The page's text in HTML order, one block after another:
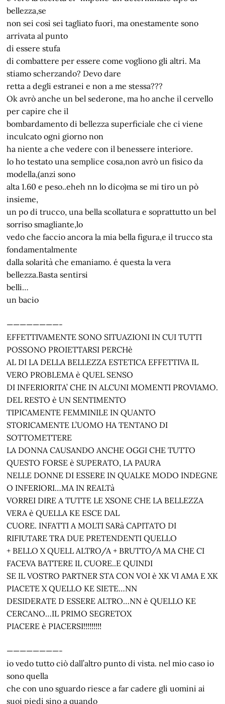
bellezza,se
non sei così sei tagliato fuori, ma onestamente sono
arrivata al punto
di essere stufa
di combattere per essere come vogliono gli altri. Ma
stiamo scherzando? Devo dare
retta a degli estranei e non a me stessa???
Ok avrò anche un bel sederone, ma ho anche il cervello
per capire che il
bombardamento di bellezza superficiale che ci viene
inculcato ogni giorno non
ha niente a che vedere con il benessere interiore.
Io ho testato una semplice cosa,non avrò un fisico da
modella,(anzi sono
alta 1.60 e peso..eheh nn lo dico)ma se mi tiro un pò
insieme,
un po di trucco, una bella scollatura e soprattutto un bel
sorriso smagliante,lo
vedo che faccio ancora la mia bella figura,e il trucco sta
fondamentalmente
dalla solarità che emaniamo. é questa la vera
bellezza.Basta sentirsi
belli…
un bacio
————————-
EFFETTIVAMENTE SONO SITUAZIONI IN CUI TUTTI
POSSONO PROIETTARSI PERCHè
AL DI LA DELLA BELLEZZA ESTETICA EFFETTIVA IL
VERO PROBLEMA è QUEL SENSO
DI INFERIORITA’ CHE IN ALCUNI MOMENTI PROVIAMO.
DEL RESTO è UN SENTIMENTO
TIPICAMENTE FEMMINILE IN QUANTO
STORICAMENTE L’UOMO HA TENTANO DI
SOTTOMETTERE
LA DONNA CAUSANDO ANCHE OGGI CHE TUTTO
QUESTO FORSE è SUPERATO, LA PAURA
NELLE DONNE DI ESSERE IN QUALKE MODO INDEGNE
O INFERIORI…MA IN REALTà
VORREI DIRE A TUTTE LE XSONE CHE LA BELLEZZA
VERA è QUELLA KE ESCE DAL
CUORE. INFATTI A MOLTI SARà CAPITATO DI
RIFIUTARE TRA DUE PRETENDENTI QUELLO
+ BELLO X QUELL ALTRO/A + BRUTTO/A MA CHE CI
FACEVA BATTERE IL CUORE..E QUINDI
SE IL VOSTRO PARTNER STA CON VOI è XK VI AMA E XK
PIACETE X QUELLO KE SIETE…NN
DESIDERATE D ESSERE ALTRO…NN è QUELLO KE
CERCANO…IL PRIMO SEGRETOX
PIACERE è PIACERSI!!!!!!!!!
————————-
io vedo tutto ciò dall’altro punto di vista. nel mio caso io
sono quella
che con uno sguardo riesce a far cadere gli uomini ai
suoi piedi sino a quando